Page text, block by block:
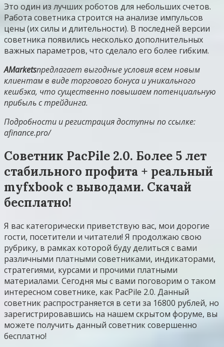
Это один из лучших роботов для небольших счетов.
Работа советника строится на анализе импульсов
цены (их силы и длительности). В последней версии
советника появились несколько дополнительных
важных параметров, что сделало его более гибким.
AMarketsпредлагает выгодные условия всем новым
клиентам в виде торгового бонуса и уникального
кешбэка, что существенно повышаем потенциальную
прибыль с трейдинга.
Подробности и регистрация доступны по ссылке:
afinance.pro/
Советник PacPile 2.0. Более 5 лет
стабильного профита + реальный
myfxbook с выводами. Скачай
бесплатно!
Я вас категорически приветствую вас, мои дорогие
гости, посетители и читатели! Я продолжаю свою
рубрику, в рамках которой буду делиться с вами
различными платными советниками, индикаторами,
стратегиями, курсами и прочими платными
материалами. Сегодня мы с вами поговорим о таком
интересном советнике, как PacPile 2.0. Данный
советник распространяется в сети за 16800 рублей, но
зарегистрировавшись на нашем скрытом форуме, вы
можете получить данный советник совершенно
бесплатно!